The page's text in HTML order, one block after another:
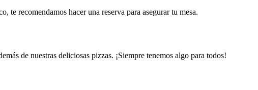
te recomendamos hacer una reserva para asegurar tu mesa.
de nuestras deliciosas pizzas. ¡Siempre tenemos algo para todos!